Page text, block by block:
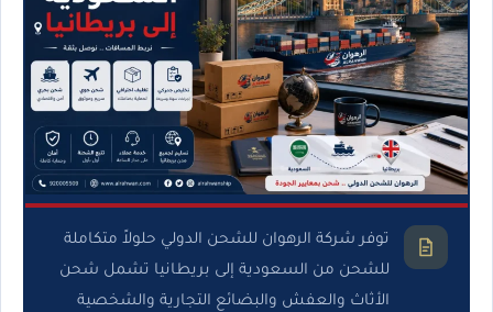
توفر شركة الرهوان للشحن الدولي حلولاً متكاملة
للشحن من السعودية إلى بريطانيا تشمل شحن
الأثاث والعفش والبضائع التجارية والشخصية